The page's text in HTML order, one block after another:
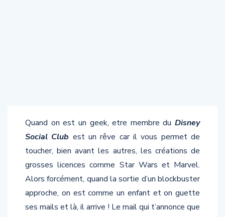
Social Clubest un rêve car il vous permet de
toucher, bien avant les autres, les créations de
grosses licences comme Star Wars et Marvel.
Alors forcément, quand la sortie d’un blockbuster
approche, on est comme un enfant et on guette
ses mails et là, il arrive ! Le mail qui t’annonce que
tu es invité à la projection presse deCaptain